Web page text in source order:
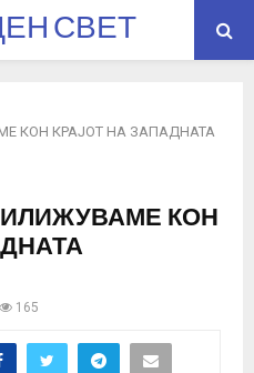
СВЕТ
КОН КРАЈОТ НА ЗАПАДНАТА
КОН
165